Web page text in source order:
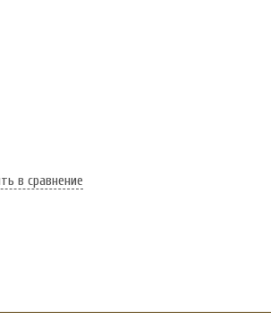
в сравнение